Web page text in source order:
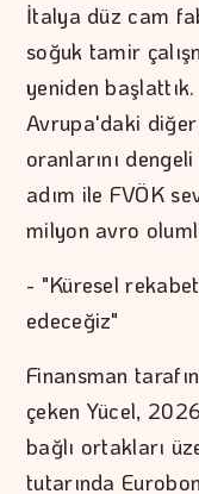
İtalya düz cam
soğuk tamir
yeniden
Avrupa'daki
oranlarını
adım ile FVÖK
milyon avro
- "Küresel
edeceğiz"
Finansman
çeken Yücel,
bağlı ortakları
tutarında